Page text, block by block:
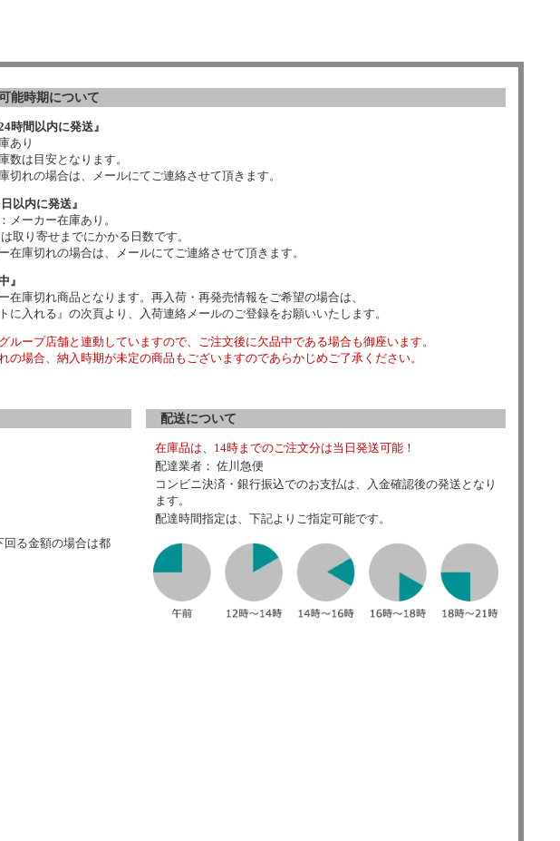
能時期について
時間以内に発送』
あり
数は目安となります。
切れの場合は、メールにてご連絡させて頂きます。
日以内に発送』
メーカー在庫あり。
取り寄せまでにかかる日数です。
在庫切れの場合は、メールにてご連絡させて頂きます。
』
在庫切れ商品となります。再入荷・再発売情報をご希望の場合は、
トに入れる』の次頁より、入荷連絡メールのご登録をお願いいたします。
ループ店舗と連動していますので、ご注文後に欠品中である場合も御座います。
の場合、納入時期が未定の商品もございますのであらかじめご了承ください。
回る金額の場合は都
配送について
在庫品は、14時までのご注文分は当日発送可能！
配達業者： 佐川急便
コンビニ決済・銀行振込でのお支払は、入金確認後の発送となり
ます。
配達時間指定は、下記よりご指定可能です。